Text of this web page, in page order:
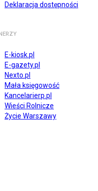
Deklaracja dostępności
E-kiosk.pl
E-gazety.pl
Nexto.pl
Mała księgowość
Kancelarierp.pl
Wieści Rolnicze
Życie Warszawy